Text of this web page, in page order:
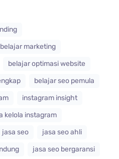
belajar marketing
belajar optimasi website
belajar seo pemula
instagram insight
kelola instagram
jasa seo
jasa seo ahli
jasa seo bergaransi